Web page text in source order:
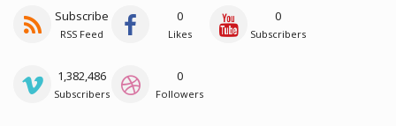
Subscribe
RSS Feed
0
Likes
0
Subscribers
1,382,486
Subscribers
0
Followers